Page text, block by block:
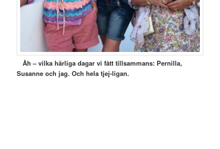
Åh – vilka härliga dagar vi fått tillsammans: Pernilla,
Susanne och jag. Och hela tjej-ligan.